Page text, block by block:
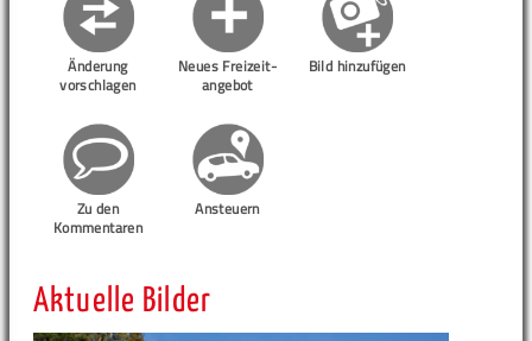
Änderung
vorschlagen
Neues Freizeit-
angebot
Bild hinzufügen
Zu den
Kommentaren
Ansteuern
Aktuelle Bilder